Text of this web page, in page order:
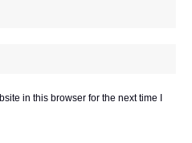
in this browser for the next time I